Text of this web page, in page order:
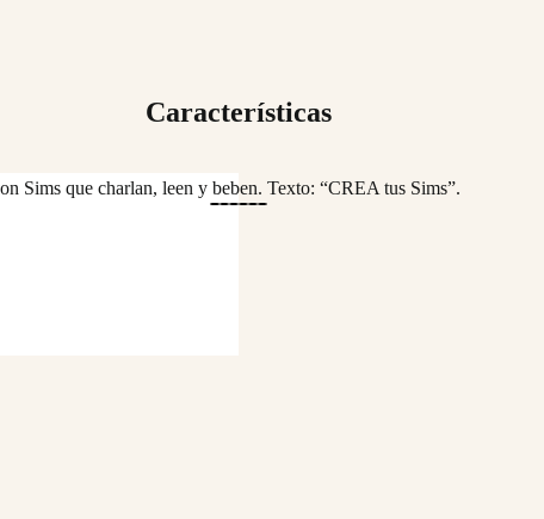
Características